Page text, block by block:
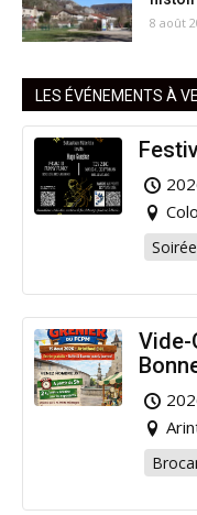
8 août
LES ÉVÉNEMENTS À
Vide-